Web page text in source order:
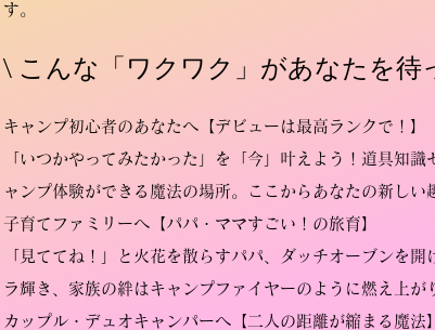
す。
\ こんな「ワクワク」があなたを待
キャンプ初心者のあなたへ【デビューは最高ランクで！】
「いつかやってみたかった」を「今」叶えよう！道具知
ャンプ体験ができる魔法の場所。ここからあなたの新しい
子育てファミリーへ【パパ・ママすごい！の旅育】
「見ててね！」と火花を散らすパパ、ダッチオーブンを
ラ輝き、家族の絆はキャンプファイヤーのように燃え上が
カップル・デュオキャンパーへ【二人の距離が縮まる魔法】